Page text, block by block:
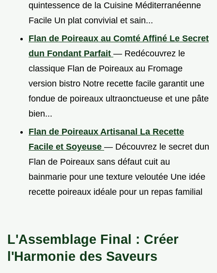
quintessence de la Cuisine Méditerranéenne
Facile Un plat convivial et sain...
Flan de Poireaux au Comté Affiné Le Secret
dun Fondant Parfait — Redécouvrez le
classique Flan de Poireaux au Fromage
version bistro Notre recette facile garantit une
fondue de poireaux ultraonctueuse et une pâte
bien...
Flan de Poireaux Artisanal La Recette
Facile et Soyeuse — Découvrez le secret dun
Flan de Poireaux sans défaut cuit au
bainmarie pour une texture veloutée Une idée
recette poireaux idéale pour un repas familial
L'Assemblage Final : Créer
l'Harmonie des Saveurs